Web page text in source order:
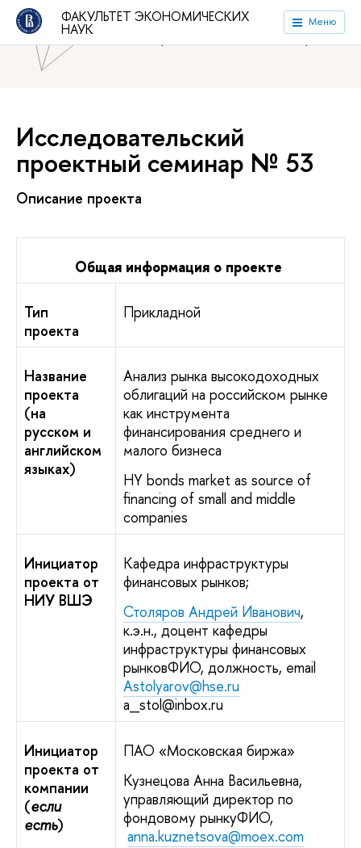
ФАКУЛЬТЕТ ЭКОНОМИЧЕСКИХ
НАУК Меню
Национальный исследовательский университет «Высшая
школа экономики»
Факультет экономических наук
Исследовательский
проектный семинар № 53
Описание проекта
Общая информация о проекте
Тип
проекта
Прикладной
Название
проекта
(на
русском и
английском
языках)
Анализ рынка высокодоходных
облигаций на российском рынке
как инструмента
финансирования среднего и
малого бизнеса
HY bonds market as source of
financing of small and middle
companies
Инициатор
проекта от
НИУ ВШЭ
Кафедра инфраструктуры
финансовых рынков;
Столяров Андрей Иванович,
к.э.н., доцент кафедры
инфраструктуры финансовых
рынковФИО, должность, email
Astolyarov@hse.ru
a_stol@inbox.ru
Инициатор
проекта от
компании
(если
есть)
ПАО «Московская биржа»
Кузнецова Анна Васильевна,
управляющий директор по
фондовому рынкуФИО,
anna.kuznetsova@moex.com